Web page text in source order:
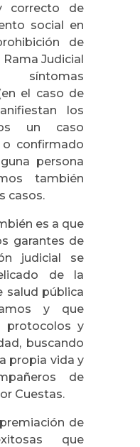
correcto de
social en
de
Judicial
síntomas
el caso de
los
un caso
o confirmado
persona
también
casos.
es a que
garantes de
judicial se
de la
salud pública
y que
protocolos y
buscando
propia vida y
de
Cuestas.
de
que